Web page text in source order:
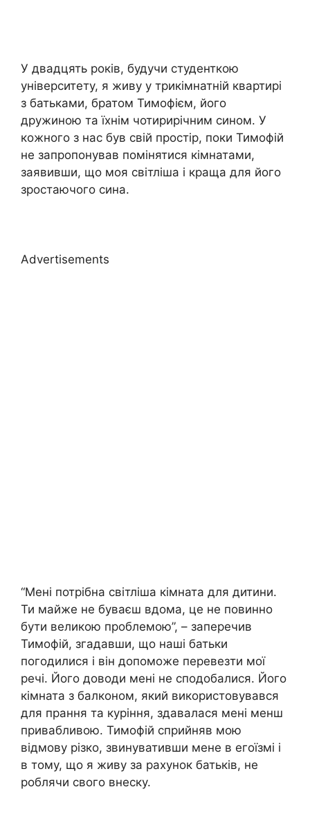
У двадцять років, будучи студенткою
університету, я живу у трикімнатній квартирі
з батьками, братом Тимофієм, його
дружиною та їхнім чотирирічним сином. У
кожного з нас був свій простір, поки Тимофій
не запропонував помінятися кімнатами,
заявивши, що моя світліша і краща для його
зростаючого сина.
Advertisements
“Мені потрібна світліша кімната для дитини.
Ти майже не буваєш вдома, це не повинно
бути великою проблемою”, – заперечив
Тимофій, згадавши, що наші батьки
погодилися і він допоможе перевезти мої
речі. Його доводи мені не сподобалися. Його
кімната з балконом, який використовувався
для прання та куріння, здавалася мені менш
привабливою. Тимофій сприйняв мою
відмову різко, звинувативши мене в егоїзмі і
в тому, що я живу за рахунок батьків, не
роблячи свого внеску.